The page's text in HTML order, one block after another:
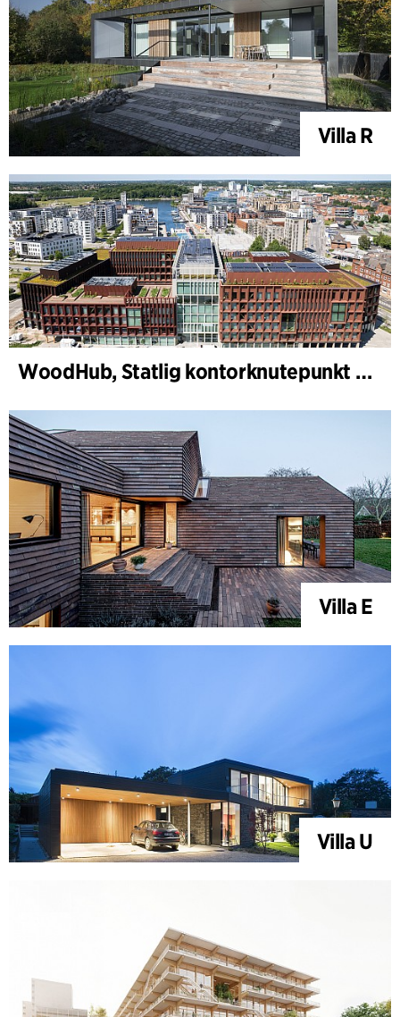
Villa R
WoodHub, Statlig kontorknutepunkt i Odense
Villa E
Villa U